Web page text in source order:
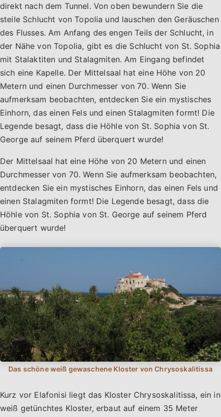
direkt nach dem Tunnel. Von oben bewundern Sie die
steile Schlucht von Topolia und lauschen den Geräuschen
des Flusses. Am Anfang des engen Teils der Schlucht, in
der Nähe von Topolia, gibt es die Schlucht von St. Sophia
mit Stalaktiten und Stalagmiten. Am Eingang befindet
sich eine Kapelle. Der Mittelsaal hat eine Höhe von 20
Metern und einen Durchmesser von 70. Wenn Sie
aufmerksam beobachten, entdecken Sie ein mystisches
Einhorn, das einen Fels und einen Stalagmiten formt! Die
Legende besagt, dass die Höhle von St. Sophia von St.
George auf seinem Pferd überquert wurde!
Der Mittelsaal hat eine Höhe von 20 Metern und einen
Durchmesser von 70. Wenn Sie aufmerksam beobachten,
entdecken Sie ein mystisches Einhorn, das einen Fels und
einen Stalagmiten formt! Die Legende besagt, dass die
Höhle von St. Sophia von St. George auf seinem Pferd
überquert wurde!
Kurz vor Elafonisi liegt das Kloster Chrysoskalitissa, ein in
weiß getünchtes Kloster, erbaut auf einem 35 Meter